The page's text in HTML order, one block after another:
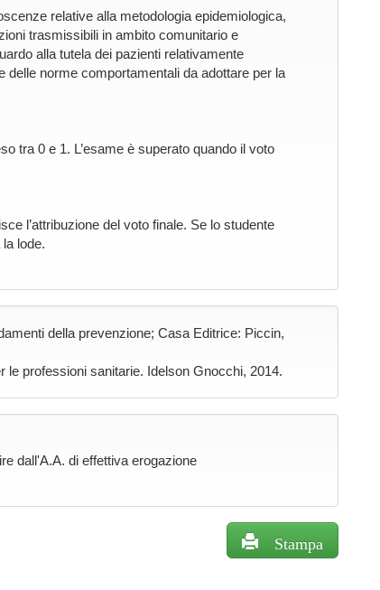
relative alla metodologia epidemiologica,
trasmissibili in ambito comunitario e
alla tutela dei pazienti relativamente
delle norme comportamentali da adottare per la
tra 0 e 1. L’esame è superato quando il voto
l’attribuzione del voto finale. Se lo studente
lode.
della prevenzione; Casa Editrice: Piccin,
le professioni sanitarie. Idelson Gnocchi, 2014.
dall'A.A. di effettiva erogazione
Stampa